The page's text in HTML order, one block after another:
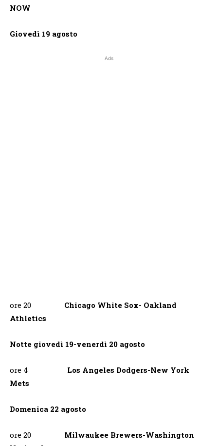
NOW
Giovedì 19 agosto
Ads
ore 20 Chicago White Sox- Oakland
Athletics
Notte giovedì 19-venerdì 20 agosto
ore 4 Los Angeles Dodgers-New York
Mets
Domenica 22 agosto
ore 20 Milwaukee Brewers-Washington